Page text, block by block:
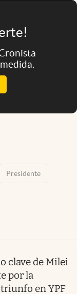
Presidente
clave de Milei
por la
en YPF